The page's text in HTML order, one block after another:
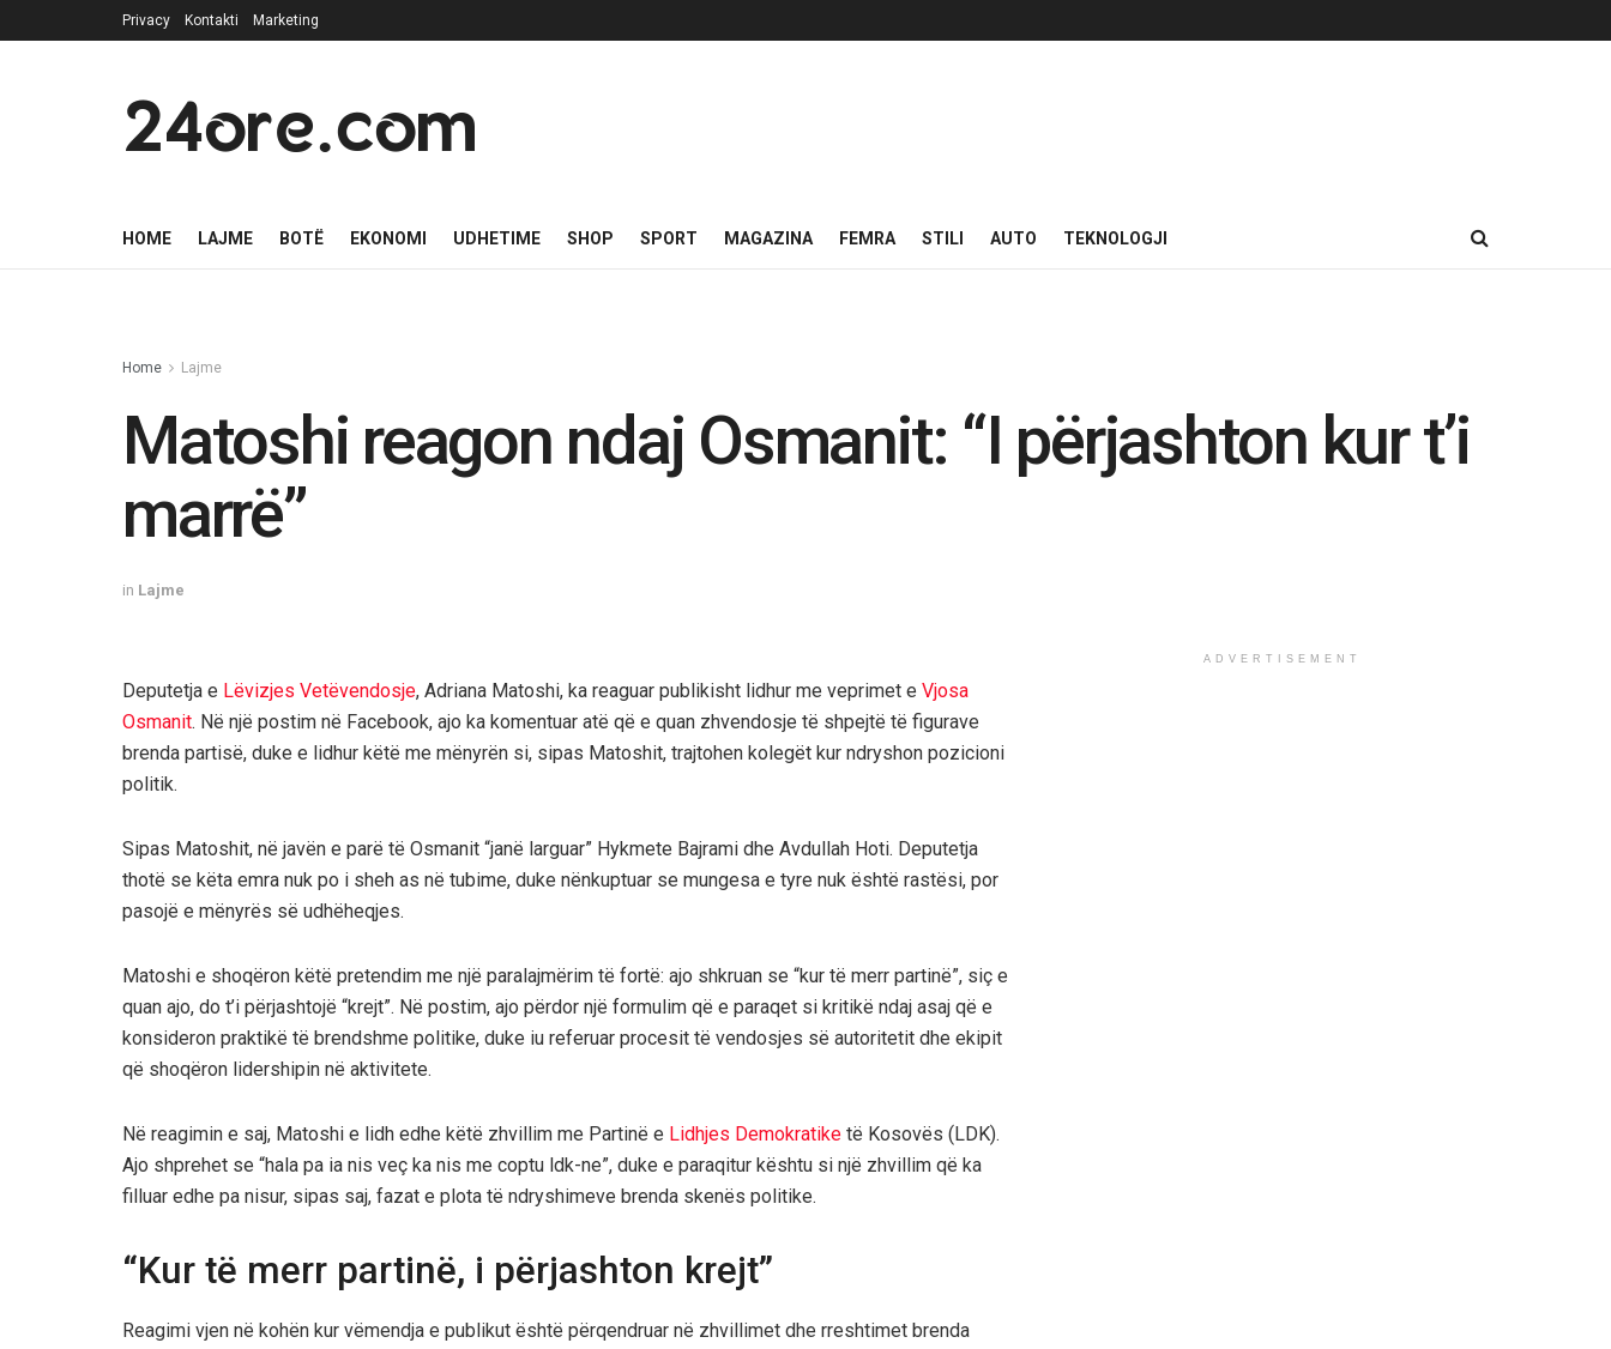
Privacy Kontakti Marketing
24ore.com
HOME LAJME BOTË EKONOMI UDHETIME SHOP SPORT MAGAZINA FEMRA STILI AUTO TEKNOLOGJI
Home Lajme
Matoshi reagon ndaj Osmanit: “I përjashton kur t’i
marrë”
in Lajme
Deputetja e Lëvizjes Vetëvendosje, Adriana Matoshi, ka reaguar publikisht lidhur me veprimet e Vjosa
Osmanit. Në një postim në Facebook, ajo ka komentuar atë që e quan zhvendosje të shpejtë të figurave
brenda partisë, duke e lidhur këtë me mënyrën si, sipas Matoshit, trajtohen kolegët kur ndryshon pozicioni
politik.
Sipas Matoshit, në javën e parë të Osmanit “janë larguar” Hykmete Bajrami dhe Avdullah Hoti. Deputetja
thotë se këta emra nuk po i sheh as në tubime, duke nënkuptuar se mungesa e tyre nuk është rastësi, por
pasojë e mënyrës së udhëheqjes.
Matoshi e shoqëron këtë pretendim me një paralajmërim të fortë: ajo shkruan se “kur të merr partinë”, siç e
quan ajo, do t’i përjashtojë “krejt”. Në postim, ajo përdor një formulim që e paraqet si kritikë ndaj asaj që e
konsideron praktikë të brendshme politike, duke iu referuar procesit të vendosjes së autoritetit dhe ekipit
që shoqëron lidershipin në aktivitete.
Në reagimin e saj, Matoshi e lidh edhe këtë zhvillim me Partinë e Lidhjes Demokratike të Kosovës (LDK).
Ajo shprehet se “hala pa ia nis veç ka nis me coptu ldk-ne”, duke e paraqitur kështu si një zhvillim që ka
filluar edhe pa nisur, sipas saj, fazat e plota të ndryshimeve brenda skenës politike.
“Kur të merr partinë, i përjashton krejt”
Reagimi vjen në kohën kur vëmendja e publikut është përqendruar në zhvillimet dhe rreshtimet brenda
ADVERTISEMENT